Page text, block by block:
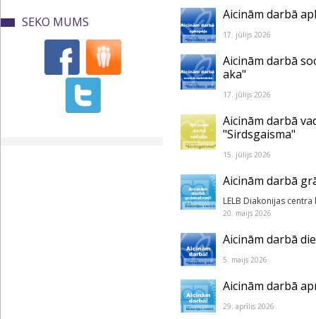
SEKO MUMS Aicinām darbā
17. jūlijs 2026
Aicinām darbā
aka"
17. jūlijs 2026
Aicinām darbā
"Sirdsgaisma"
15. jūlijs 2026
Aicinām darbā
LELB Diakonijas
20. maijs 2026
Aicinām darbā
5. maijs 2026
Aicinām darbā
29. aprīlis 2026